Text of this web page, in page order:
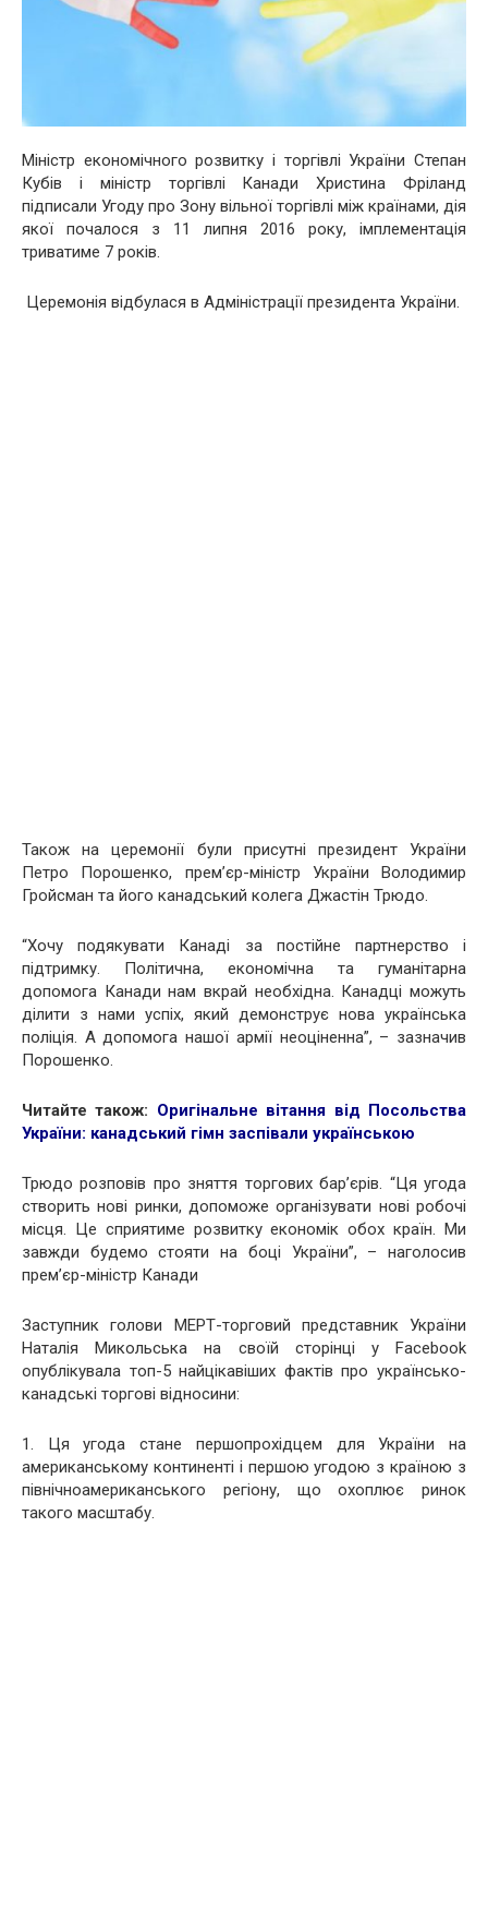
Міністр економічного розвитку і торгівлі України Степан
Кубів і міністр торгівлі Канади Христина Фріланд
підписали Угоду про Зону вільної торгівлі між країнами, дія
якої почалося з 11 липня 2016 року, імплементація
триватиме 7 років.
Церемонія відбулася в Адміністрації президента України.
Також на церемонії були присутні президент України
Петро Порошенко, прем’єр-міністр України Володимир
Гройсман та його канадський колега Джастін Трюдо.
“Хочу подякувати Канаді за постійне партнерство і
підтримку. Політична, економічна та гуманітарна
допомога Канади нам вкрай необхідна. Канадці можуть
ділити з нами успіх, який демонструє нова українська
поліція. А допомога нашої армії неоціненна”, – зазначив
Порошенко.
Читайте також: Оригінальне вітання від Посольства
України: канадський гімн заспівали українською
Трюдо розповів про зняття торгових бар’єрів. “Ця угода
створить нові ринки, допоможе організувати нові робочі
місця. Це сприятиме розвитку економік обох країн. Ми
завжди будемо стояти на боці України”, – наголосив
прем’єр-міністр Канади
Заступник голови МЕРТ-торговий представник України
Наталія Микольська на своїй сторінці у Facebook
опублікувала топ-5 найцікавіших фактів про українсько-
канадські торгові відносини:
1. Ця угода стане першопрохідцем для України на
американському континенті і першою угодою з країною з
північноамериканського регіону, що охоплює ринок
такого масштабу.